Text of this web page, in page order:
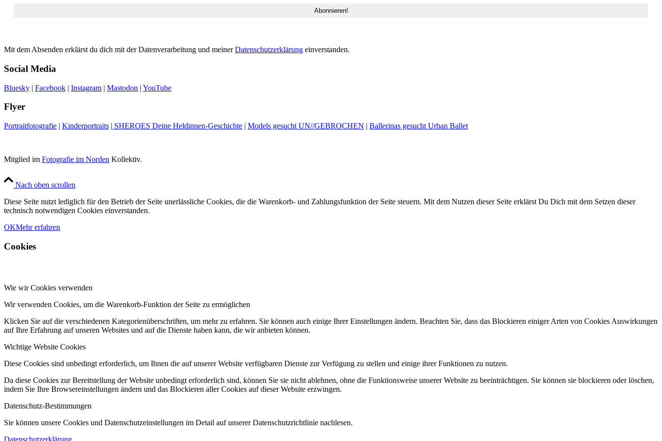
Mit dem Absenden erklärst du dich mit der Datenverarbeitung und meinerDatenschutzerklärung einverstanden.
Social Media
Bluesky | Facebook | Instagram | Mastodon | YouTube
Flyer
Portraitfotografie | Kinderportraits | SHEROES Deine Heldinnen-Geschichte | Models gesucht UN//GEBROCHEN | Ballerinas gesucht Urban Ballet
Mitglied im Fotografie im Norden Kollektiv.
Nach oben scrollen
Diese Seite nutzt lediglich für den Betrieb der Seite unerlässliche Cookies, die die Warenkorb- und Zahlungsfunktion der Seite steuern. Mit dem Nutzen dieser Seite erklärst Du Dich mit dem Setzen dieser
technisch notwendigen Cookies einverstanden.
OKMehr erfahren
Cookies
Wie wir Cookies verwenden
Wir verwenden Cookies, um die Warenkorb-Funktion der Seite zu ermöglichen
Klicken Sie auf die verschiedenen Kategorienüberschriften, um mehr zu erfahren. Sie können auch einige Ihrer Einstellungen ändern. Beachten Sie, dass das Blockieren einiger Arten von Cookies Auswirkungen
auf Ihre Erfahrung auf unseren Websites und auf die Dienste haben kann, die wir anbieten können.
Wichtige Website Cookies
Diese Cookies sind unbedingt erforderlich, um Ihnen die auf unserer Website verfügbaren Dienste zur Verfügung zu stellen und einige ihrer Funktionen zu nutzen.
Da diese Cookies zur Bereitstellung der Website unbedingt erforderlich sind, können Sie sie nicht ablehnen, ohne die Funktionsweise unserer Website zu beeinträchtigen. Sie können sie blockieren oder löschen,
indem Sie Ihre Browsereinstellungen ändern und das Blockieren aller Cookies auf dieser Website erzwingen.
Datenschutz-Bestimmungen
Sie können unsere Cookies und Datenschutzeinstellungen im Detail auf unserer Datenschutzrichtlinie nachlesen.